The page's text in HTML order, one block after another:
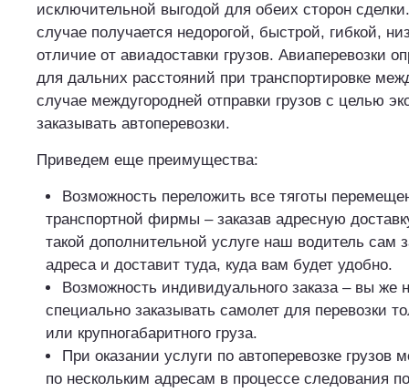
исключительной выгодой для обеих сторон
случае получается недорогой, быстрой, гибкой,
отличие от авиадоставки грузов. Авиаперевозки
для дальних расстояний при транспортировке
случае междугородней отправки грузов с целью
заказывать автоперевозки.
Приведем еще преимущества:
Возможность переложить все тяготы
транспортной фирмы – заказав адресную
такой дополнительной услуге наш водитель сам
адреса и доставит туда, куда вам будет удобно.
Возможность индивидуального заказа – вы же
специально заказывать самолет для перевозки
или крупногабаритного груза.
При оказании услуги по автоперевозке грузов
по нескольким адресам в процессе следования